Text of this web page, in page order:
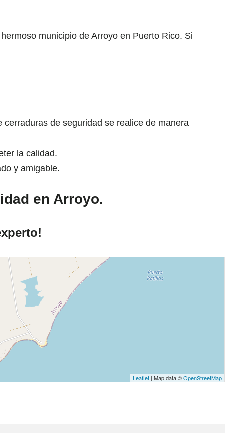
municipio de Arroyo en Puerto Rico. Si
de seguridad se realice de manera
la calidad.
y amigable.
en Arroyo.
Leaflet | Map data ©OpenStreetMap